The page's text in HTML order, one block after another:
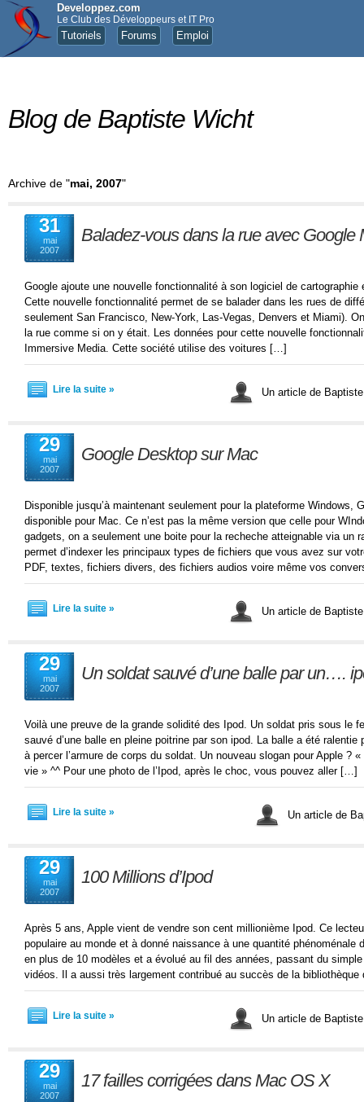
Developpez.com
Le Club des Développeurs et IT Pro
Tutoriels Forums Emploi
Blog de Baptiste Wicht
Archive de "mai, 2007"
31
mai
2007
Baladez-vous dans la rue avec Google
Google ajoute une nouvelle fonctionnalité à son logiciel de
Cette nouvelle fonctionnalité permet de se balader dans les rues de
seulement San Francisco, New-York, Las-Vegas, Denvers et Miami).
la rue comme si on y était. Les données pour cette nouvelle
Immersive Media. Cette société utilise des voitures […]
Lire la suite » Un article de
29
mai
2007
Google Desktop sur Mac
Disponible jusqu’à maintenant seulement pour la plateforme Windows,
disponible pour Mac. Ce n’est pas la même version que celle pour
gadgets, on a seulement une boite pour la recheche atteignable via un
permet d’indexer les principaux types de fichiers que vous avez sur
PDF, textes, fichiers divers, des fichiers audios voire même vos
Lire la suite » Un article de
29
mai
2007
Un soldat sauvé d’une balle par un….
Voilà une preuve de la grande solidité des Ipod. Un soldat pris sous le
sauvé d’une balle en pleine poitrine par son ipod. La balle a été ralentie
à percer l’armure de corps du soldat. Un nouveau slogan pour Apple ?
vie » ^^ Pour une photo de l’Ipod, après le choc, vous pouvez aller […]
Lire la suite » Un article de
29
mai
2007
100 Millions d’Ipod
Après 5 ans, Apple vient de vendre son cent millionième Ipod. Ce
populaire au monde et à donné naissance à une quantité phénoménale
en plus de 10 modèles et a évolué au fil des années, passant du
vidéos. Il a aussi très largement contribué au succès de la
Lire la suite » Un article de
29
mai
2007
17 failles corrigées dans Mac OS X